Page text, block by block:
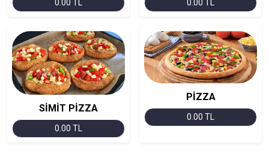
0.00 TL 0.00 TL
SİMİT PİZZA
0.00 TL
PİZZA
0.00 TL